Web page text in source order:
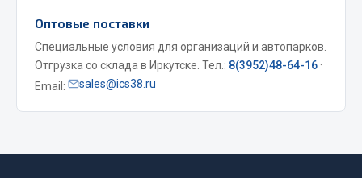
Инструмент
Автомобильный инструмент
Измерительный инструмент
Режущий инструмент
Оптовые поставки
Специальные условия для организаций и автопарков.
Отгрузка со склада в Иркутске. Тел.: 8(3952)48-64-16 ·
Email:
sales@ics38.ru